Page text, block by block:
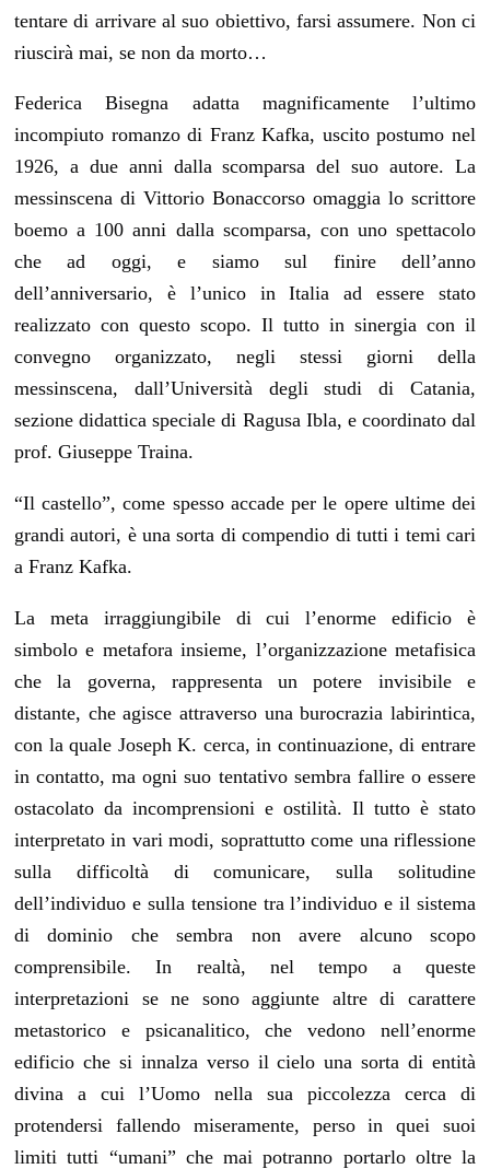
tentare di arrivare al suo obiettivo, farsi assumere. Non ci
riuscirà mai, se non da morto…
Federica Bisegna adatta magnificamente l’ultimo
incompiuto romanzo di Franz Kafka, uscito postumo nel
1926, a due anni dalla scomparsa del suo autore. La
messinscena di Vittorio Bonaccorso omaggia lo scrittore
boemo a 100 anni dalla scomparsa, con uno spettacolo
che ad oggi, e siamo sul finire dell’anno
dell’anniversario, è l’unico in Italia ad essere stato
realizzato con questo scopo. Il tutto in sinergia con il
convegno organizzato, negli stessi giorni della
messinscena, dall’Università degli studi di Catania,
sezione didattica speciale di Ragusa Ibla, e coordinato dal
prof. Giuseppe Traina.
“Il castello”, come spesso accade per le opere ultime dei
grandi autori, è una sorta di compendio di tutti i temi cari
a Franz Kafka.
La meta irraggiungibile di cui l’enorme edificio è
simbolo e metafora insieme, l’organizzazione metafisica
che la governa, rappresenta un potere invisibile e
distante, che agisce attraverso una burocrazia labirintica,
con la quale Joseph K. cerca, in continuazione, di entrare
in contatto, ma ogni suo tentativo sembra fallire o essere
ostacolato da incomprensioni e ostilità. Il tutto è stato
interpretato in vari modi, soprattutto come una riflessione
sulla difficoltà di comunicare, sulla solitudine
dell’individuo e sulla tensione tra l’individuo e il sistema
di dominio che sembra non avere alcuno scopo
comprensibile. In realtà, nel tempo a queste
interpretazioni se ne sono aggiunte altre di carattere
metastorico e psicanalitico, che vedono nell’enorme
edificio che si innalza verso il cielo una sorta di entità
divina a cui l’Uomo nella sua piccolezza cerca di
protendersi fallendo miseramente, perso in quei suoi
limiti tutti “umani” che mai potranno portarlo oltre la